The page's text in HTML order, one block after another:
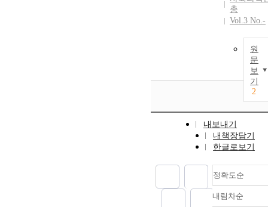
총
Vol.3 No.-
원
문
보
기
2
내보내기
내책장담기
한글로보기
정확도순
정확도
내림차순